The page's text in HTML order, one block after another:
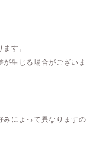
す。
生じる場合がございま
みによって異なりますの